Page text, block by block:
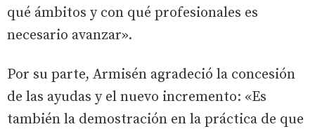
qué ámbitos y con qué profesionales es
necesario avanzar».
Por su parte, Armisén agradeció la concesión
de las ayudas y el nuevo incremento: «Es
también la demostración en la práctica de que